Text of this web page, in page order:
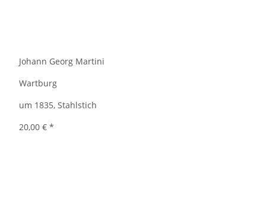
Johann Georg Martini
Wartburg
um 1835, Stahlstich
20,00 € *